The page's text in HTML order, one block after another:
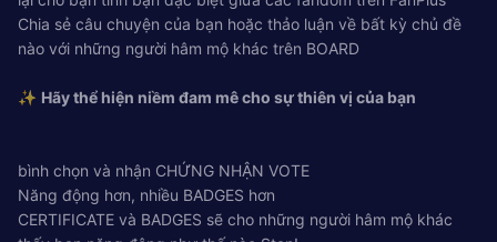
Chia sẻ câu chuyện của bạn hoặc thảo luận về bất kỳ chủ đề
nào với những người hâm mộ khác trên BOARD
✨ Hãy thể hiện niềm đam mê cho sự thiên vị của bạn
bình chọn và nhận CHỨNG NHẬN VOTE
Năng động hơn, nhiều BADGES hơn
CERTIFICATE và BADGES sẽ cho những người hâm mộ khác